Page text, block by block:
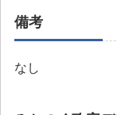
備考
なし